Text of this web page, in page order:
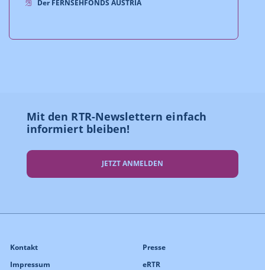
Der FERNSEHFONDS AUSTRIA
Mit den RTR-Newslettern einfach
informiert bleiben!
JETZT ANMELDEN
Kontakt
Impressum
Presse
eRTR